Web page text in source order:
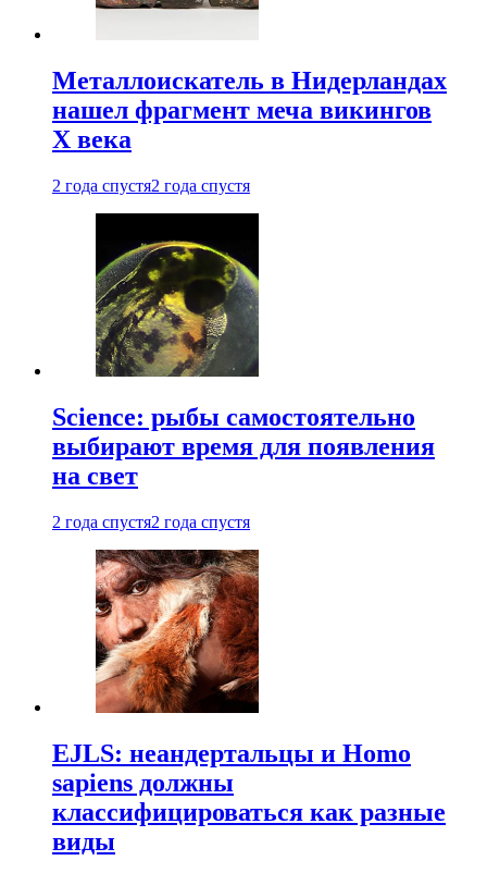
Металлоискатель в Нидерландах
нашел фрагмент меча викингов
X века
2 года спустя2 года спустя
Science: рыбы самостоятельно
выбирают время для появления
на свет
2 года спустя2 года спустя
EJLS: неандертальцы и Homo
sapiens должны
классифицироваться как разные
виды